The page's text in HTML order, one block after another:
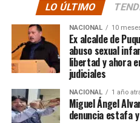
El posteo cierra con un
quienes lo han
ocurrido:
“Gracias a
apoyo!!!!”
LO ÚLTIMO
NACIONAL 10
Ex alcalde de
abuso sexual
libertad y ahora
judiciales
NACIONAL 1 año
Miguel Ángel
denuncia estafa